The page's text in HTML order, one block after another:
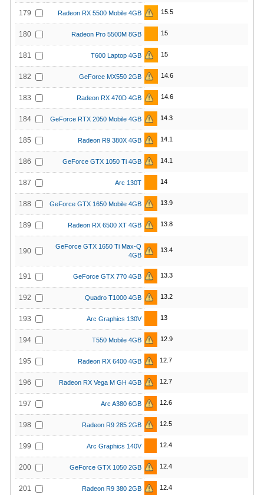
179 Radeon RX 5500 Mobile 4GB 15.5
180 Radeon Pro 5500M 8GB 15
181 T600 Laptop 4GB 15
182 GeForce MX550 2GB 14.6
183 Radeon RX 470D 4GB 14.6
184 GeForce RTX 2050 Mobile 4GB 14.3
185 Radeon R9 380X 4GB 14.1
186 GeForce GTX 1050 Ti 4GB 14.1
187 Arc 130T 14
188 GeForce GTX 1650 Mobile 4GB 13.9
189 Radeon RX 6500 XT 4GB 13.8
190
GeForce GTX 1650 Ti Max-Q
4GB
13.4
191 GeForce GTX 770 4GB 13.3
192 Quadro T1000 4GB 13.2
193 Arc Graphics 130V 13
194 T550 Mobile 4GB 12.9
195 Radeon RX 6400 4GB 12.7
196 Radeon RX Vega M GH 4GB 12.7
197 Arc A380 6GB 12.6
198 Radeon R9 285 2GB 12.5
199 Arc Graphics 140V 12.4
200 GeForce GTX 1050 2GB 12.4
201 Radeon R9 380 2GB 12.4